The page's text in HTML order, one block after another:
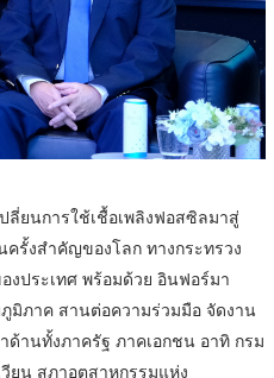
ยนการใช้เชื้อเพลิงฟอสซิลมาสู่
รั้งสำคัญของโลก ทางกระทรวง
งประเทศ พร้อมด้วย อินฟอร์มา
มิภาค สานต่อความร่วมมือ จัดงาน
านทั้งภาครัฐ ภาคเอกชน อาทิ กรม
ยน สภาอุตสาหกรรมแห่ง